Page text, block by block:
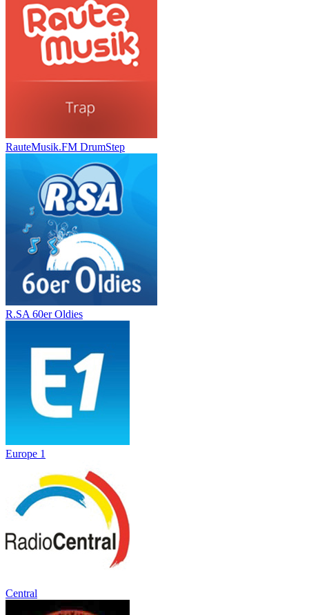
RauteMusik.FM DrumStep
R.SA 60er Oldies
Europe 1
Central